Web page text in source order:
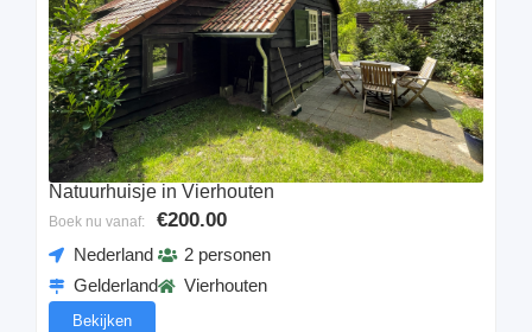
Natuurhuisje in Vierhouten
Boek nu vanaf: €200.00
Nederland
Gelderland
2 personen
Vierhouten
Bekijken